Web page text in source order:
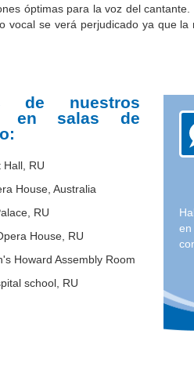
óptimas para la voz del
vocal se verá perjudicado ya que
de nuestros
en salas de
Hall, RU
House, Australia
RU
House, RU
Howard Assembly Room
school, RU